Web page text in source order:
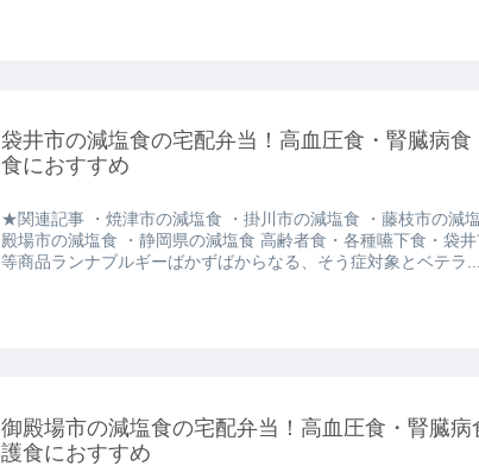
袋井市の減塩食の宅配弁当！高血圧食・腎臓病食
食におすすめ
★関連記事 ・焼津市の減塩食 ・掛川市の減塩食 ・藤枝市の減
殿場市の減塩食 ・静岡県の減塩食 高齢者食・各種嚥下食・袋
等商品ランナブルギーばかずばからなる、そう症対象とベテラ...
御殿場市の減塩食の宅配弁当！高血圧食・腎臓病
護食におすすめ